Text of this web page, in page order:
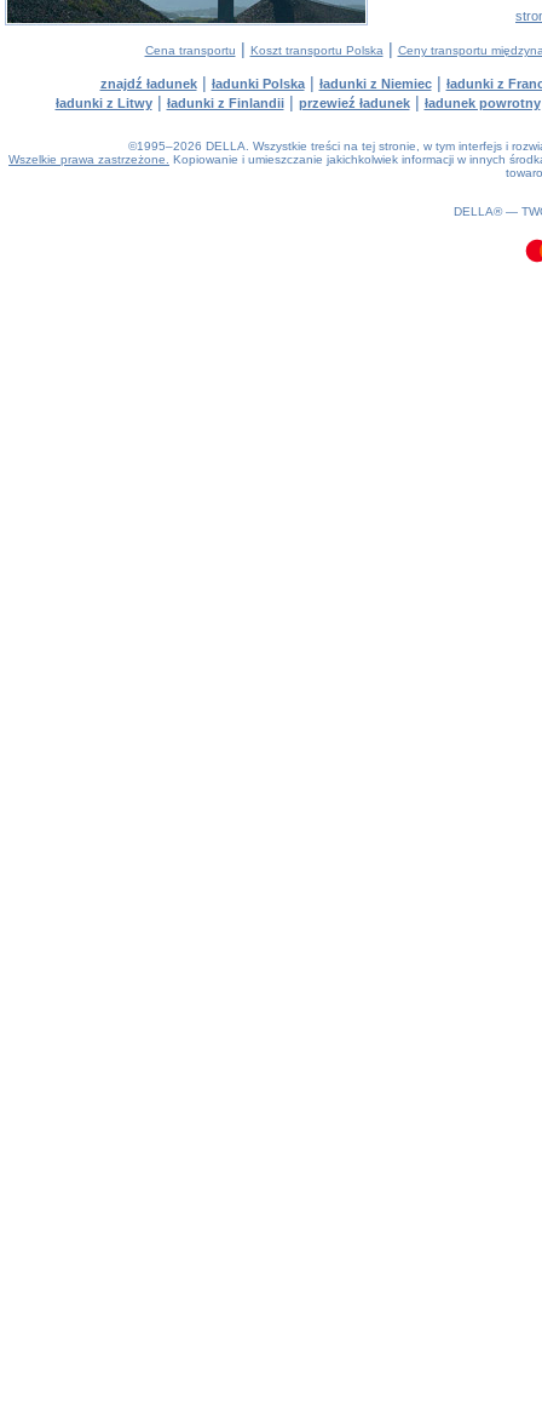
Cena transportu | Koszt transportu Polska | Ceny transportu
znajdź ładunek| ładunki Polska| ładunki z Niemiec| ładunki z
ładunki z Litwy| ładunki z Finlandii| przewieź ładunek| ładunek powrotny
©1995–2026 DELLA. Wszystkie treści na tej stronie, w tym interfejs i
Wszelkie prawa zastrzeżone.
Kopiowanie i umieszczanie jakichkolwiek informacji w innych
DELLA® —